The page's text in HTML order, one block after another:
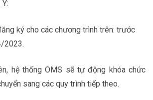
ký cho các chương trình trên: trước
2023.
hệ thống OMS sẽ tự động khóa chức
sang các quy trình tiếp theo.